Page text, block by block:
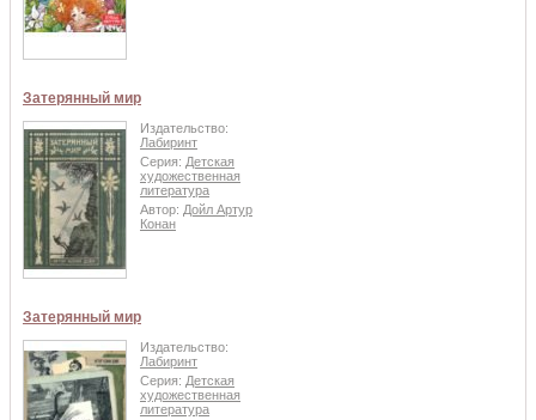
Затерянный мир
Издательство:
Лабиринт
Серия: Детская
художественная
литература
Автор: Дойл Артур
Конан
Затерянный мир
Издательство:
Лабиринт
Серия: Детская
художественная
литература